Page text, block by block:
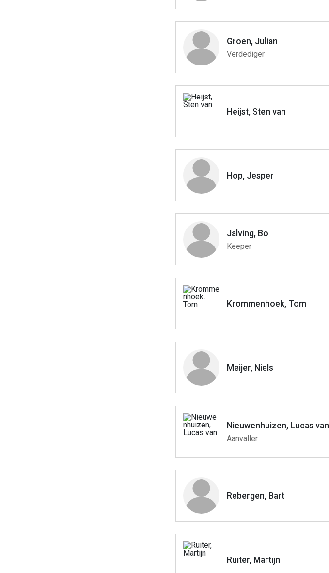
Groen, Julian
Verdediger
Heijst, Sten van
Hop, Jesper
Jalving, Bo
Keeper
Krommenhoek, Tom
Meijer, Niels
Nieuwenhuizen, Lucas van
Aanvaller
Rebergen, Bart
Ruiter, Martijn